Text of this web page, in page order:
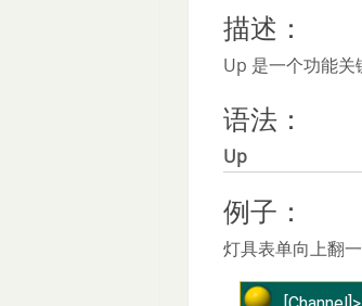
描述：
Up 是一个功能
语法：
Up
例子：
灯具表单向上翻一